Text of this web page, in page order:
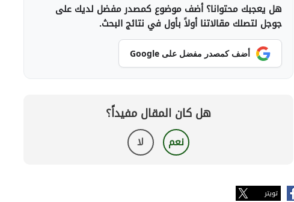
هل يعجبك محتوانا؟ أضف موضوع كمصدر مفضل لديك على
جوجل لتصلك مقالاتنا أولاً بأول في نتائج البحث.
أضف كمصدر مفضل على Google
هل كان المقال مفيداً؟
نعم لا
تويتر